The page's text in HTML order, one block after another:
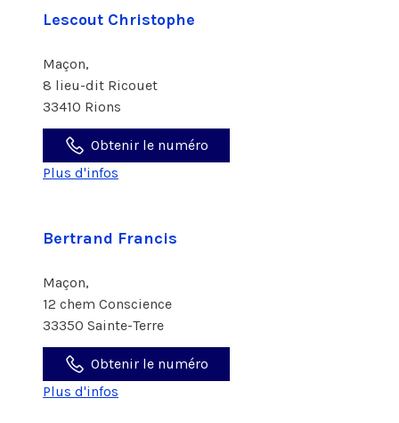
Lescout Christophe
Maçon,
8 lieu-dit Ricouet
33410 Rions
Obtenir le numéro
Plus d'infos
Bertrand Francis
Maçon,
12 chem Conscience
33350 Sainte-Terre
Obtenir le numéro
Plus d'infos